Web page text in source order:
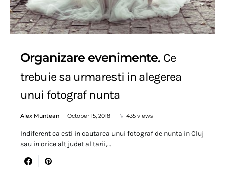
Organizare evenimente Ce
trebuie sa urmaresti in alegerea
unui fotograf nunta
Alex Muntean October 15, 2018 435 views
Indiferent ca esti in cautarea unui fotograf de nunta in Cluj
sau in orice alt judet al tarii,…